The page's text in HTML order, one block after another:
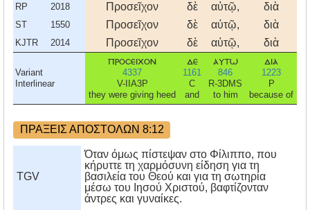
RP 2018 Προσεῖχον δὲ αὐτῷ, διὰ
ST 1550 Προσεῖχον δὲ αὐτῷ, διὰ
KJTR 2014 Προσεῖχον δὲ αὐτῷ, διὰ
Variant
Interlinear
προσειχον
4337
V-IIA3P
they were giving heed
δε
1161
C
and
αυτω
846
R-3DMS
to him
δια
1223
P
because of
ΠΡΑΞΕΙΣ ΑΠΟΣΤΟΛΩΝ 8:12
TGV
Όταν όμως πίστεψαν στο Φίλιππο, που
κήρυττε τη χαρμόσυνη είδηση για τη
βασιλεία του Θεού και για τη σωτηρία
μέσω του Ιησού Χριστού, βαφτίζονταν
άντρες και γυναίκες.